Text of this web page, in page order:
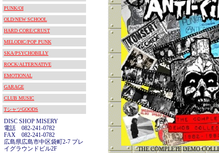
PUNK/OI
OLD/NEW SCHOOL
HARD CORE/CRUST
MELODIC/POP PUNK
SKA/PSYCHOBILLY
ROCK/ALTERNATIVE
EMOTIONAL
GARAGE
CLUB MUSIC
TシャツGOODS
DISC SHOP MISERY
電話 082-241-0782
FAX 082-241-0782
広島県広島市中区袋町2-7 プレ
イグラウンドビル2F
THE COMPLETE DEMO